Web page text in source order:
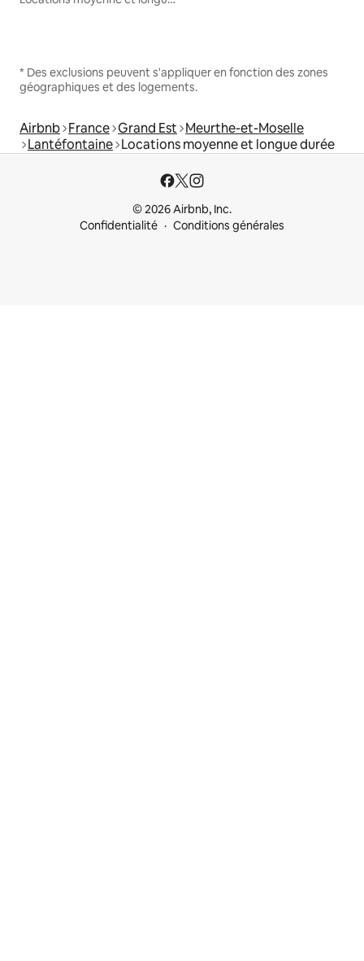
* Des exclusions peuvent s'appliquer en fonction des zones
géographiques et des logements.
Airbnb France Grand Est Meurthe-et-Moselle
Lantéfontaine Locations moyenne et longue durée
© 2026 Airbnb, Inc.
Confidentialité
Conditions générales